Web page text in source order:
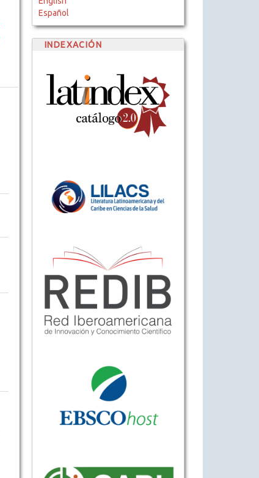
Español
INDEXACIÓN